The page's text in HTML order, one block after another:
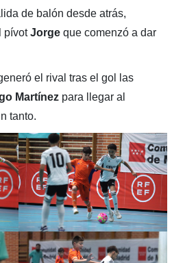
de balón desde atrás,
pívotJorgeque comenzó a dar
el rival tras el gol las
Martínezpara llegar al
tanto.